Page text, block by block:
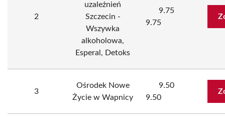
2
uzależnień
Szczecin -
Wszywka
alkoholowa,
Esperal, Detoks
9.75
9.75
3
Ośrodek Nowe
Życie w Wapnicy
9.50
9.50